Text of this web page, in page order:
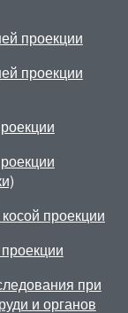
проекции
проекции
проекции
при
и органов